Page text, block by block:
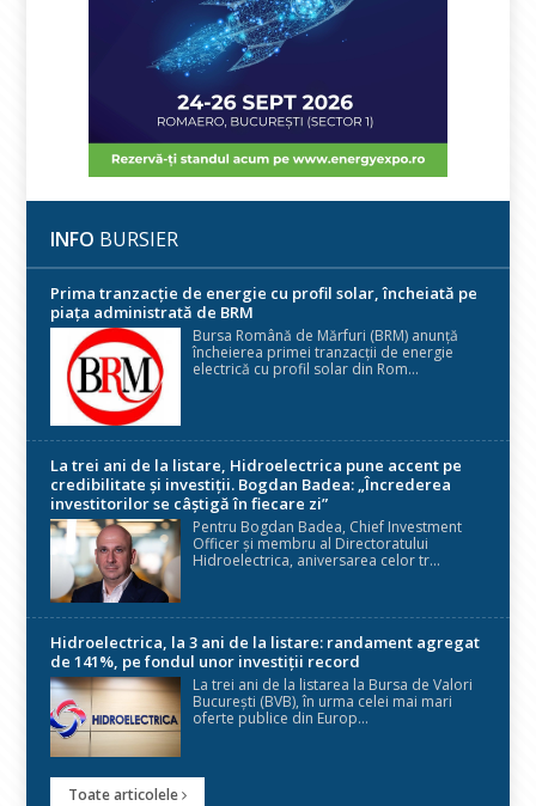
INFO BURSIER
Prima tranzacție de energie cu profil solar, încheiată pe
piața administrată de BRM
Bursa Română de Mărfuri (BRM) anunță
încheierea primei tranzacții de energie
electrică cu profil solar din Rom...
La trei ani de la listare, Hidroelectrica pune accent pe
credibilitate și investiții. Bogdan Badea: „Încrederea
investitorilor se câștigă în fiecare zi”
Pentru Bogdan Badea, Chief Investment
Officer și membru al Directoratului
Hidroelectrica, aniversarea celor tr...
Hidroelectrica, la 3 ani de la listare: randament agregat
de 141%, pe fondul unor investiții record
La trei ani de la listarea la Bursa de Valori
București (BVB), în urma celei mai mari
oferte publice din Europ...
Toate articolele